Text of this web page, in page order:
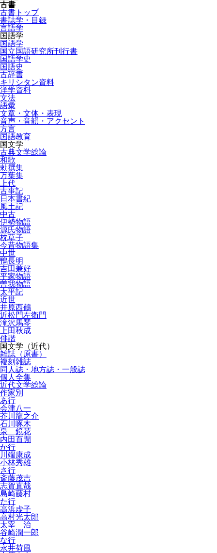
古書
古書トップ
書誌学・目録
言語学
国語学
国語学
国立国語研究所刊行書
国語学史
国語史
古辞書
キリシタン資料
洋学資料
文法
語彙
文章・文体・表現
音声・音韻・アクセント
方言
国語教育
国文学
古典文学総論
和歌
勅撰集
万葉集
上代
古事記
日本書紀
風土記
中古
伊勢物語
源氏物語
枕草子
今昔物語集
中世
鴨長明
吉田兼好
平家物語
曽我物語
太平記
近世
井原西鶴
近松門左衛門
滝沢馬琴
上田秋成
俳諧
国文学（近代）
雑誌（原書）
複刻雑誌
同人誌・地方誌・一般誌
個人全集
近代文学総論
作家別
あ行
会津八一
芥川龍之介
石川啄木
泉 鏡花
内田百閒
か行
川端康成
小林秀雄
さ行
斎藤茂吉
志賀直哉
島崎藤村
た行
高浜虚子
高村光太郎
太宰 治
谷崎潤一郎
な行
永井荷風